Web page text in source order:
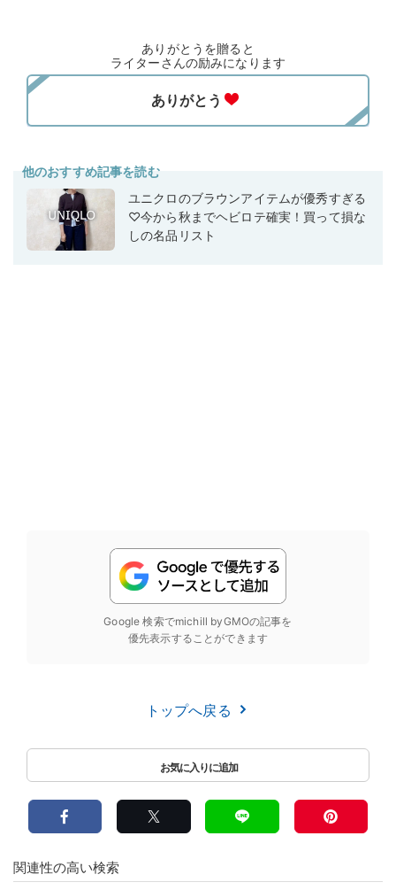
ありがとうを贈ると
ライターさんの励みになります
他のおすすめ記事を読む
ユニクロのブラウンアイテムが優秀すぎる
♡今から秋までヘビロテ確実！買って損な
しの名品リスト
Google 検索でmichill byGMOの記事を
優先表示することができます
トップへ戻る